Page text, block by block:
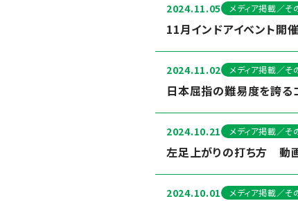
2024.11.05 メディア掲載／そ
11月インドアイベント開催
2024.11.02 メディア掲載／そ
日本屈指の難易度を誇る
2024.10.21 メディア掲載／そ
左足上がりの打ち方 動
2024.10.01 メディア掲載／そ